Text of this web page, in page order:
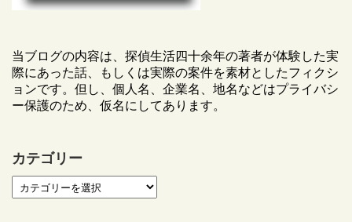
当ブログの内容は、探偵生活四十余年の著者が体験した実
際にあった話、もしくは実際の案件を素材としたフィクシ
ョンです。但し、個人名、企業名、地名などはプライバシ
ー保護のため、仮名にしてあります。
カテゴリー